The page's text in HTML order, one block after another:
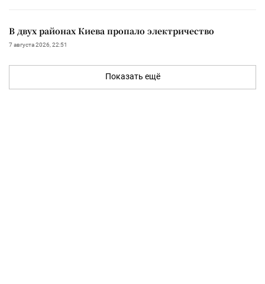
В двух районах Киева пропало электричество
7 августа 2026, 22:51
Показать ещё